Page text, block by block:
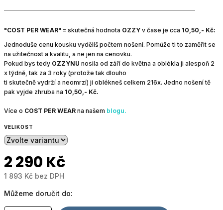
"COST PER WEAR" = skutečná hodnota OZZY v čase je cca 10,50,- Kč:
Jednoduše cenu kousku vydělíš počtem nošení. Pomůže ti to zaměřit se
na užitečnost a kvalitu, a ne jen na cenovku.
Pokud bys tedy OZZYNU nosila od září do května a oblékla ji alespoň 2
x týdně, tak za 3 roky (protože tak dlouho
ti skutečně vydrží a neomrzí) ji oblékneš celkem 216x. Jedno nošení tě
pak vyjde zhruba na 10,50,- Kč.
Více o COST PER WEAR na našem blogu.
VELIKOST
2 290 Kč
1 893 Kč bez DPH
cena:
Můžeme doručit do: